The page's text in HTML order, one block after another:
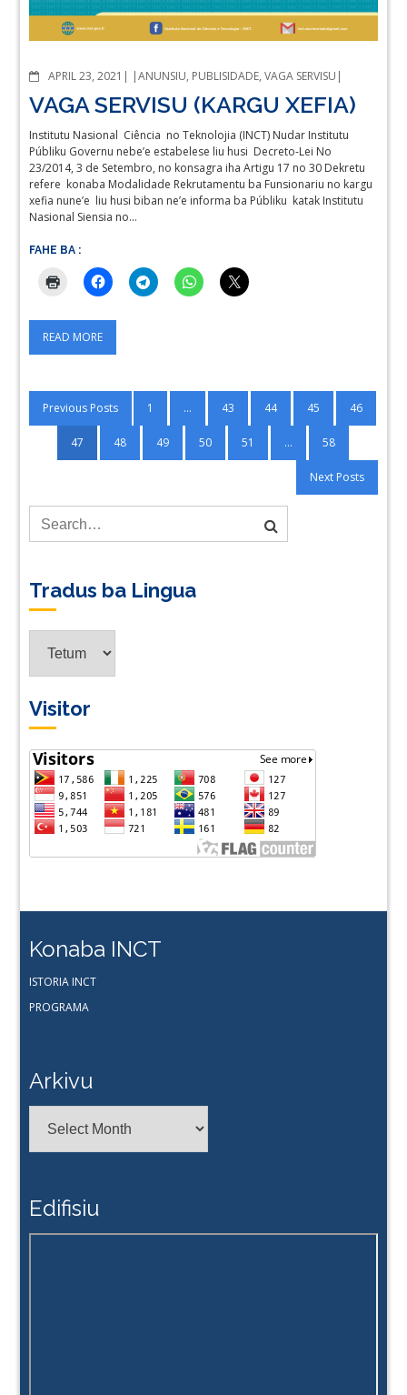
APRIL 23, 2021 COMMENTS
ANUNSIU, PUBLISIDADE,VAGA SERVISU
VAGA SERVISU (KARGU XEFIA)
Institutu Nasional Ciência no Teknolojia (INCT) Nudar Institutu
Públiku Governu nebe’e estabelese liu husi Decreto-Lei No
23/2014, 3 de Setembro, no konsagra iha Artigu 17 no 30 Dekretu
refere konaba Modalidade Rekrutamentu ba Funsionariu no kargu
xefia nune’e liu husi biban ne’e informa ba Públiku katak Institutu
Nasional Siensia no…
FAHE BA :
READ MORE
Posts
pagination
Previous Posts 1 … 43 44 45 46
47 48 49 50 51 … 58
Next Posts
Tradus ba Lingua
Visitor
Konaba INCT
ISTORIA INCT
PROGRAMA
Arkivu
Edifisiu